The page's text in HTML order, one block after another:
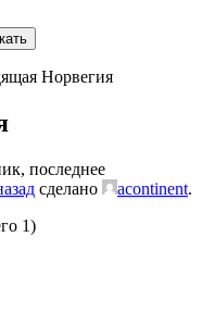
Норвегия
последнее
сделано acontinent.
1)